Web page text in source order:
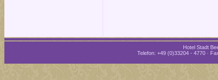
Hotel Stadt
Telefon: +49 (0)33204 - 4770 ·